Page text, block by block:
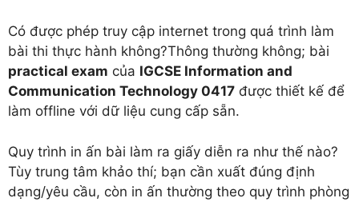
Có được phép truy cập internet trong quá trình làm
bài thi thực hành không?Thông thường không; bài
practical exam của IGCSE Information and
Communication Technology 0417 được thiết kế để
làm offline với dữ liệu cung cấp sẵn.
Quy trình in ấn bài làm ra giấy diễn ra như thế nào?
Tùy trung tâm khảo thí; bạn cần xuất đúng định
dạng/yêu cầu, còn in ấn thường theo quy trình phòng